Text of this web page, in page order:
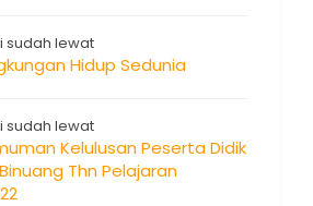
sudah lewat
Hidup Sedunia
sudah lewat
Kelulusan Peserta Didik
Binuang Thn Pelajaran